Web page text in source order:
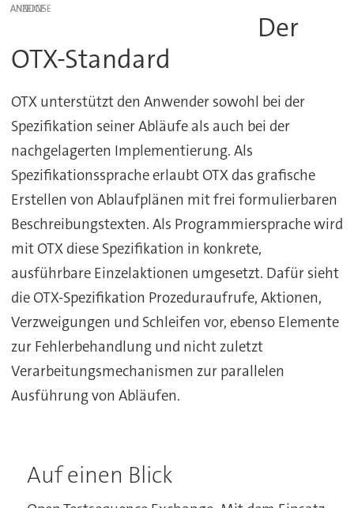
ANZEIGE
Der
OTX-Standard
OTX unterstützt den Anwender sowohl bei der
Spezifikation seiner Abläufe als auch bei der
nachgelagerten Implementierung. Als
Spezifikationssprache erlaubt OTX das grafische
Erstellen von Ablaufplänen mit frei formulierbaren
Beschreibungstexten. Als Programmiersprache wird
mit OTX diese Spezifikation in konkrete,
ausführbare Einzelaktionen umgesetzt. Dafür sieht
die OTX-Spezifikation Prozeduraufrufe, Aktionen,
Verzweigungen und Schleifen vor, ebenso Elemente
zur Fehlerbehandlung und nicht zuletzt
Verarbeitungsmechanismen zur parallelen
Ausführung von Abläufen.
Auf einen Blick